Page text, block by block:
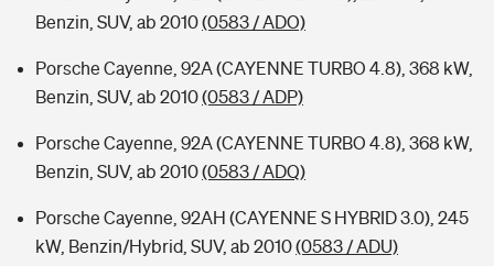
Benzin, SUV, ab 2010(0583 / ADO)
Porsche Cayenne, 92A (CAYENNE TURBO 4.8), 368 kW,
Benzin, SUV, ab 2010(0583 / ADP)
Porsche Cayenne, 92A (CAYENNE TURBO 4.8), 368 kW,
Benzin, SUV, ab 2010(0583 / ADQ)
Porsche Cayenne, 92AH (CAYENNE S HYBRID 3.0), 245
kW, Benzin/Hybrid, SUV, ab 2010(0583 / ADU)